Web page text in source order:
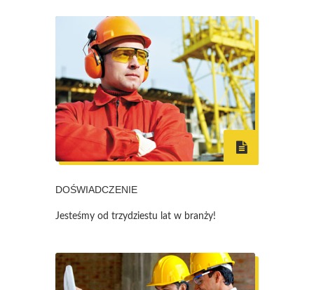
DOŚWIADCZENIE
Jesteśmy od trzydziestu lat w branży!